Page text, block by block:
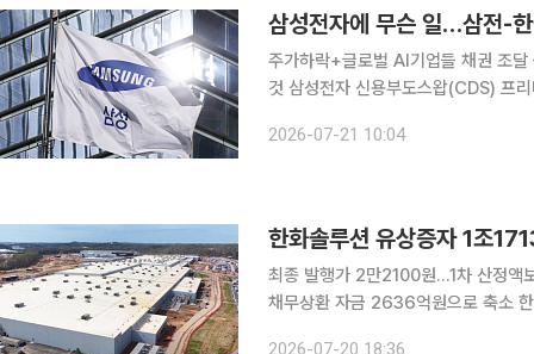
삼성전자에 무슨 일…삼전-
주가하락+글로벌 AI기업들 채권 조
것 삼성전자 신용부도스왑(CDS) 프리미엄이 최근 급등세다. 21일 자본시장에 따르면 17일 기준 삼
한창이던 4월13일(30.18bp) 이후 3
2026-07-21 10:04
한화솔루션 유상증자 1조
최종 발행가 2만2100원…1차 산정액
채무상환 자금 2636억원으로 축소 한화솔루션의 주주배정 후 실권주 일반공모 유상증자 규모가
2026-07-20 18:36